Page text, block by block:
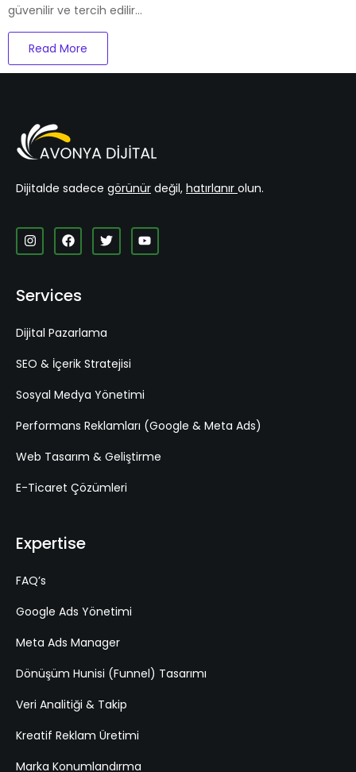
güvenilir ve tercih edilir…
Read More
Dijitalde sadece görünür değil, hatırlanır olun.
Services
Dijital Pazarlama
SEO & İçerik Stratejisi
Sosyal Medya Yönetimi
Performans Reklamları (Google & Meta Ads)
Web Tasarım & Geliştirme
E-Ticaret Çözümleri
Expertise
FAQ’s
Google Ads Yönetimi
Meta Ads Manager
Dönüşüm Hunisi (Funnel) Tasarımı
Veri Analitiği & Takip
Kreatif Reklam Üretimi
Marka Konumlandırma